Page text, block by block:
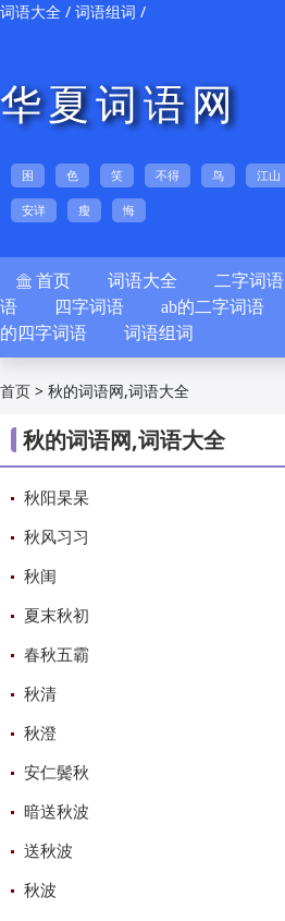
词语大全 / 词语组词 /
华夏词语网
困 色 笑 不得 鸟 江山
安详 瘦 悔
 首页 词语大全 二字词语
语
四字词语 ab的二字词语
的四字词语
词语组词
首页 > 秋的词语网,词语大全
秋的词语网,词语大全
秋阳杲杲
秋风习习
秋闺
夏末秋初
春秋五霸
秋清
秋澄
安仁鬓秋
暗送秋波
送秋波
秋波